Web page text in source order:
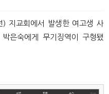
) 지교회에서 발생한 여고생 사
은숙에게 무기징역이 구형됐